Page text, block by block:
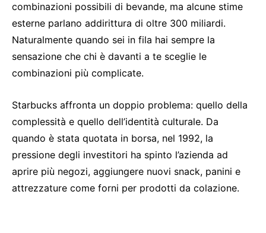
combinazioni possibili di bevande, ma alcune stime
esterne parlano addirittura di oltre 300 miliardi.
Naturalmente quando sei in fila hai sempre la
sensazione che chi è davanti a te sceglie le
combinazioni più complicate.
Starbucks affronta un doppio problema: quello della
complessità e quello dell’identità culturale. Da
quando è stata quotata in borsa, nel 1992, la
pressione degli investitori ha spinto l’azienda ad
aprire più negozi, aggiungere nuovi snack, panini e
attrezzature come forni per prodotti da colazione.